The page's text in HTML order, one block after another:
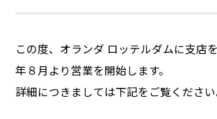
この度、オランダ ロッテルダムに支店
年８月より営業を開始します。
詳細につきましては下記をご覧ください